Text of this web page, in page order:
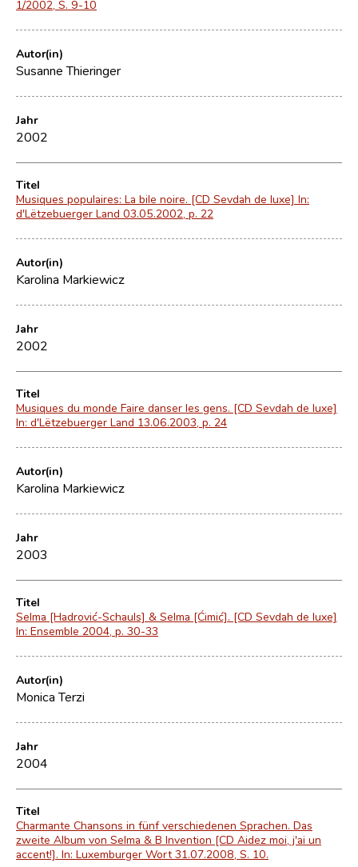
1/2002, S. 9-10
Autor(in)
Susanne Thieringer
Jahr
2002
Titel
Musiques populaires: La bile noire. [CD Sevdah de luxe] In:
d'Lëtzebuerger Land 03.05.2002, p. 22
Autor(in)
Karolina Markiewicz
Jahr
2002
Titel
Musiques du monde Faire danser les gens. [CD Sevdah de luxe]
In: d'Lëtzebuerger Land 13.06.2003, p. 24
Autor(in)
Karolina Markiewicz
Jahr
2003
Titel
Selma [Hadrović-Schauls] & Selma [Ćimić]. [CD Sevdah de luxe]
In: Ensemble 2004, p. 30-33
Autor(in)
Monica Terzi
Jahr
2004
Titel
Charmante Chansons in fünf verschiedenen Sprachen. Das
zweite Album von Selma & B Invention [CD Aidez moi, j'ai un
accent!]. In: Luxemburger Wort 31.07.2008, S. 10.